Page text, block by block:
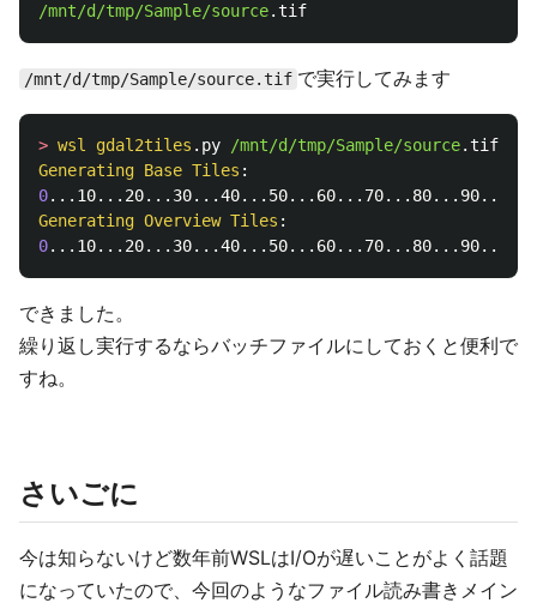
/mnt/d/tmp/Sample/source
/mnt/d/tmp/Sample/source.tif で実行してみます
> wsl gdal2tiles .py /mnt/d/tmp/Sample/source.tif
Generating Base Tiles
0
Generating Overview Tiles
0
できました。
繰り返し実行するならバッチファイルにしておくと便利で
すね。
さいごに
今は知らないけど数年前WSLはI/Oが遅いことがよく話題
になっていたので、今回のようなファイル読み書きメイン